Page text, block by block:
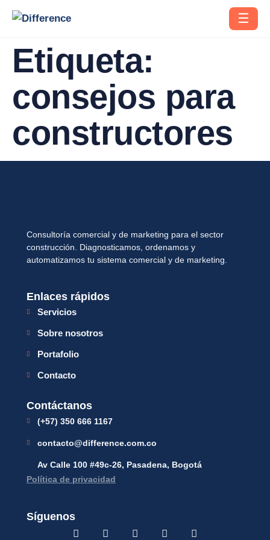
☰
Etiqueta:
consejos para
constructores
Consultoría comercial y de marketing para el sector
construcción. Diagnosticamos, ordenamos y
automatizamos tu sistema comercial y de marketing.
Enlaces rápidos
Servicios
Sobre nosotros
Portafolio
Contacto
Contáctanos
(+57) 350 666 1167
contacto@difference.com.co
Av Calle 100 #49c-26, Pasadena, Bogotá
Política de privacidad
Síguenos